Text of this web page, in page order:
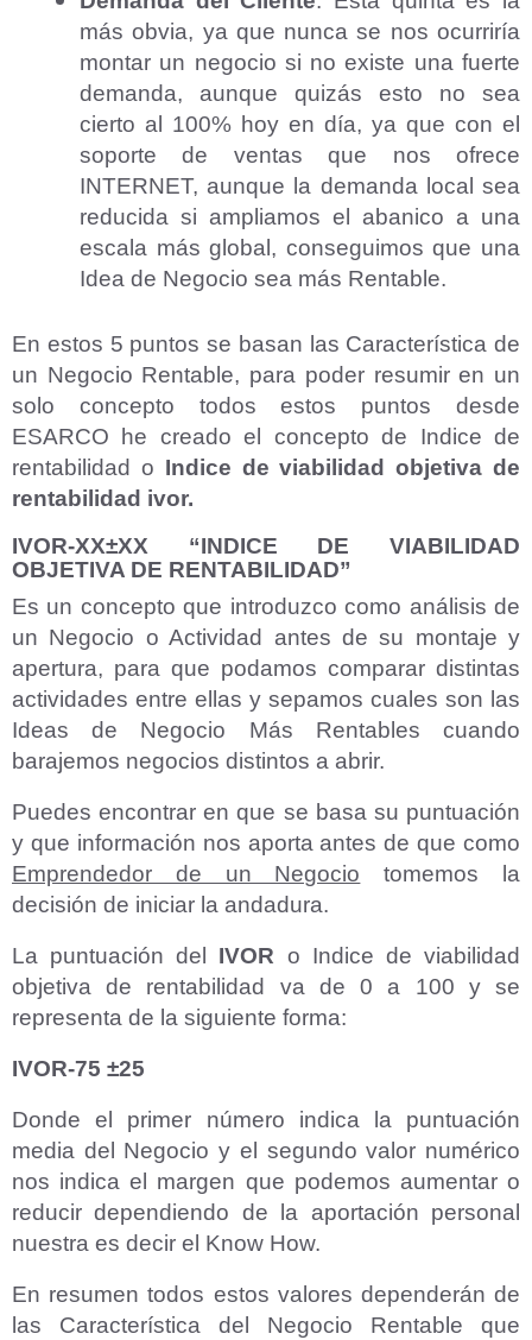
más obvia, ya que nunca se nos ocurriría
montar un negocio si no existe una fuerte
demanda, aunque quizás esto no sea
cierto al 100% hoy en día, ya que con el
soporte de ventas que nos ofrece
INTERNET, aunque la demanda local sea
reducida si ampliamos el abanico a una
escala más global, conseguimos que una
Idea de Negocio sea más Rentable.
En estos 5 puntos se basan las Característica de
un Negocio Rentable, para poder resumir en un
solo concepto todos estos puntos desde
ESARCO he creado el concepto de Indice de
rentabilidad o Indice de viabilidad objetiva de
rentabilidad ivor.
IVOR-XX±XX “INDICE DE VIABILIDAD
OBJETIVA DE RENTABILIDAD”
Es un concepto que introduzco como análisis de
un Negocio o Actividad antes de su montaje y
apertura, para que podamos comparar distintas
actividades entre ellas y sepamos cuales son las
Ideas de Negocio Más Rentables cuando
barajemos negocios distintos a abrir.
Puedes encontrar en que se basa su puntuación
y que información nos aporta antes de que como
Emprendedor de un Negocio tomemos la
decisión de iniciar la andadura.
La puntuación del IVOR o Indice de viabilidad
objetiva de rentabilidad va de 0 a 100 y se
representa de la siguiente forma:
IVOR-75 ±25
Donde el primer número indica la puntuación
media del Negocio y el segundo valor numérico
nos indica el margen que podemos aumentar o
reducir dependiendo de la aportación personal
nuestra es decir el Know How.
En resumen todos estos valores dependerán de
las Característica del Negocio Rentable que
Aceptar Política Privacidad
Solicitar Asesoramiento